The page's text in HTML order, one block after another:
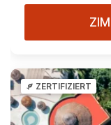
ZERTIFIZIERT